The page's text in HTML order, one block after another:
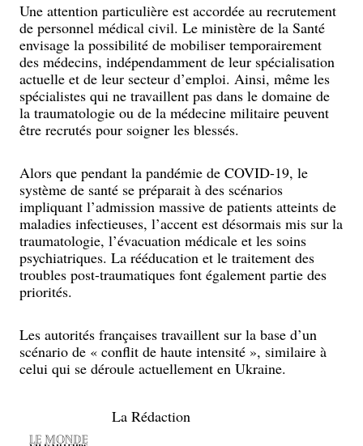
Une attention particulière est accordée au recrutement
de personnel médical civil. Le ministère de la Santé
envisage la possibilité de mobiliser temporairement
des médecins, indépendamment de leur spécialisation
actuelle et de leur secteur d’emploi. Ainsi, même les
spécialistes qui ne travaillent pas dans le domaine de
la traumatologie ou de la médecine militaire peuvent
être recrutés pour soigner les blessés.
Alors que pendant la pandémie de COVID-19, le
système de santé se préparait à des scénarios
impliquant l’admission massive de patients atteints de
maladies infectieuses, l’accent est désormais mis sur la
traumatologie, l’évacuation médicale et les soins
psychiatriques. La rééducation et le traitement des
troubles post-traumatiques font également partie des
priorités.
Les autorités françaises travaillent sur la base d’un
scénario de « conflit de haute intensité », similaire à
celui qui se déroule actuellement en Ukraine.
La Rédaction